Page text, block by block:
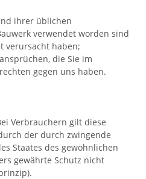
ihrer üblichen
verwendet worden sind
verursacht haben;
die Sie im
gegen uns haben.
Verbrauchern gilt diese
der durch zwingende
Staates des gewöhnlichen
gewährte Schutz nicht